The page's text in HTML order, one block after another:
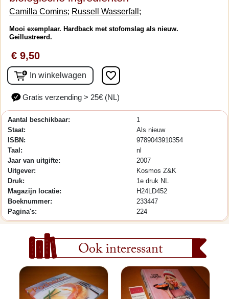
Camilla Comins; Russell Wasserfall;
Mooi exemplaar. Hardback met stofomslag als nieuw.
Geillustreerd.
€ 9,50
In winkelwagen favorite_border
Gratis verzending > 25€ (NL)
Aantal beschikbaar:
1
Staat:
Als nieuw
ISBN:
9789043910354
Taal:
nl
Jaar van uitgifte:
2007
Uitgever:
Kosmos Z&K
Druk:
1e druk NL
Magazijn locatie:
H24LD452
Boeknummer:
233447
Pagina's:
224
Ook interessant